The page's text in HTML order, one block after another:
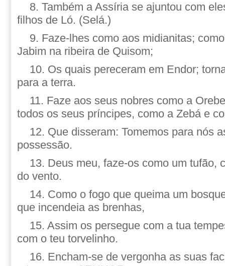
8. Também a Assíria se ajuntou com
filhos de Ló. (Selá.)
9. Faze-lhes como aos midianitas;
Jabim na ribeira de Quisom;
10. Os quais pereceram em Endor;
para a terra.
11. Faze aos seus nobres como a
todos os seus príncipes, como a Zebá e
12. Que disseram: Tomemos para nós
possessão.
13. Deus meu, faze-os como um tufão,
do vento.
14. Como o fogo que queima um
que incendeia as brenhas,
15. Assim os persegue com a tua
com o teu torvelinho.
16. Encham-se de vergonha as suas